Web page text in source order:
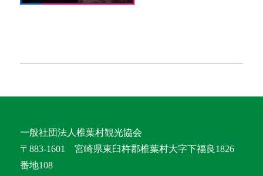
一般社団法人椎葉村観光協会
〒883-1601 宮崎県東臼杵郡椎葉村大字下福良1826
番地108